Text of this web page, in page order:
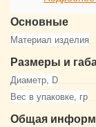
Основные
Материал изделия
Размеры и
Диаметр, D
Вес в упаковке, гр
Общая